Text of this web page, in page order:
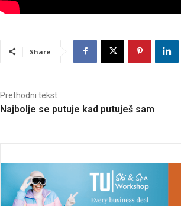
Share
Prethodni tekst
Najbolje se putuje kad putuješ sam